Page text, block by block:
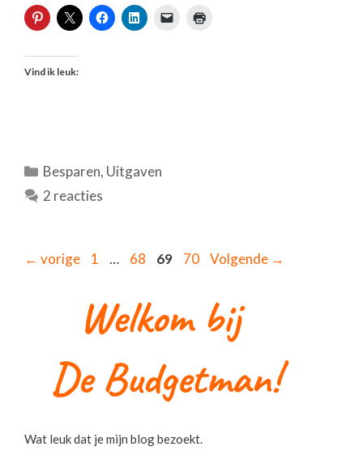
Vind ik leuk:
Categorieën
Besparen, Uitgaven
2 reacties
← vorige Pagina
1 … Pagina
68 Pagina
69 Pagina
70 Volgende →
Wat leuk dat je mijn blog bezoekt.